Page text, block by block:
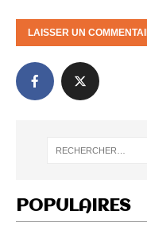
POPULAIRES